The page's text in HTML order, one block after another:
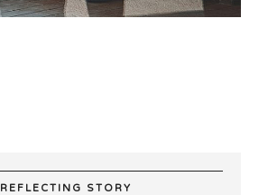
REFLECTING STORY